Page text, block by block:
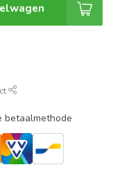
betaalmethode